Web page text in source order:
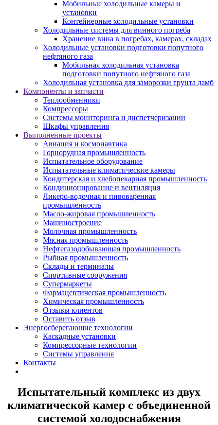
Мобильные холодильные камеры и
установки
Контейнерные холодильные установки
Холодильные системы для винного погреба
Хранение вина в погребах, камерах, складах
Холодильные установки подготовки попутного
нефтяного газа
Мобильная холодильная установка
подготовки попутного нефтяного газа
Холодильная установка для заморозки грунта дамб
Компоненты и запчасти
Теплообменники
Компрессоры
Системы мониторинга и диспетчеризации
Шкафы управления
Выполненные проекты
Авиация и космонавтика
Горнорудная промышленность
Испытательное оборудование
Испытательные климатические камеры
Кондитерская и хлебопекарная промышленность
Кондиционирование и вентиляция
Ликеро-водочная и пивоваренная
промышленность
Масло-жировая промышленность
Машиностроение
Молочная промышленность
Мясная промышленность
Нефтегазодобывающая промышленность
Рыбная промышленность
Склады и терминалы
Спортивные сооружения
Супермаркеты
Фармацевтическая промышленность
Химическая промышленность
Отзывы клиентов
Оставить отзыв
Энергосберегающие технологии
Каскадные установки
Компрессорные технологии
Системы управления
Контакты
Испытательный комплекс из двух
климатической камер с объединенной
системой холодоснабжения